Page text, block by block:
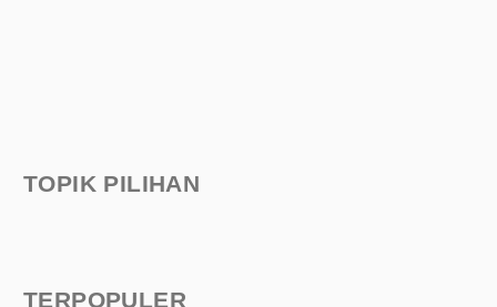
TOPIK PILIHAN
TERPOPULER